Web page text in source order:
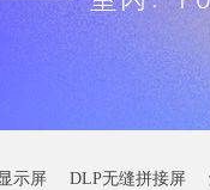
示屏 DLP无缝拼接屏